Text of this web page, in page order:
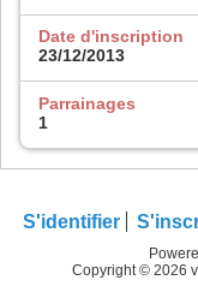
Date d'inscription
23/12/2013
Parrainages
1
S'identifier
Copyright © 2026